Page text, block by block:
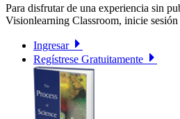
Para disfrutar de una experiencia sin
Visionlearning Classroom, inicie sesión
Ingresar
Regístrese Gratuitamente